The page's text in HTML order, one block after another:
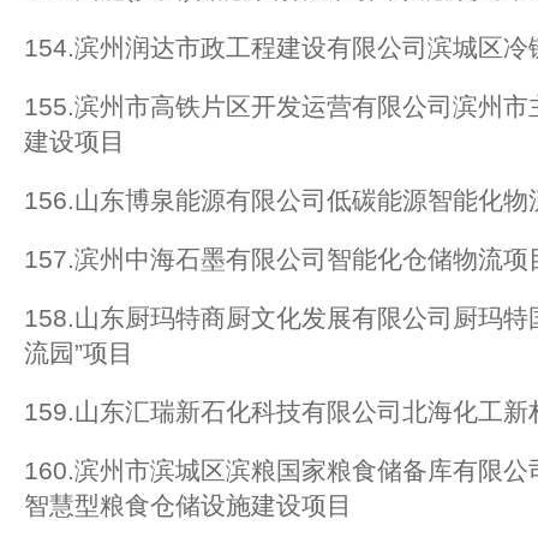
154.滨州润达市政工程建设有限公司滨城区
155.滨州市高铁片区开发运营有限公司滨州
建设项目
156.山东博泉能源有限公司低碳能源智能化物
157.滨州中海石墨有限公司智能化仓储物流项
158.山东厨玛特商厨文化发展有限公司厨玛特
流园”项目
159.山东汇瑞新石化科技有限公司北海化工新
160.滨州市滨城区滨粮国家粮食储备库有限
智慧型粮食仓储设施建设项目